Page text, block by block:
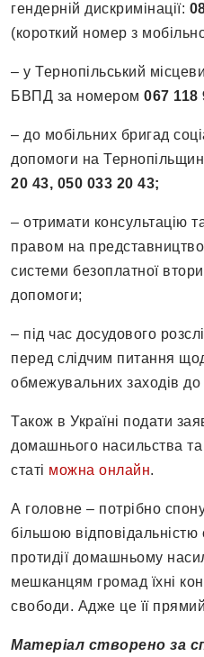
гендерній дискримінації:
(короткий номер з
– у Тернопільський
БВПД за номером 067 118
– до мобільних бригад
допомоги на
20 43, 050 033 20 43;
– отримати консультацію
правом на представництво
системи безоплатної
допомоги;
– під час досудового
перед слідчим питання
обмежувальних заходів до
Також в Україні подати
домашнього насильства
статі можна онлайн.
А головне – потрібно
більшою відповідальністю
протидії домашньому
мешканцям громад їхні
свободи. Адже це її
Матеріал створено за